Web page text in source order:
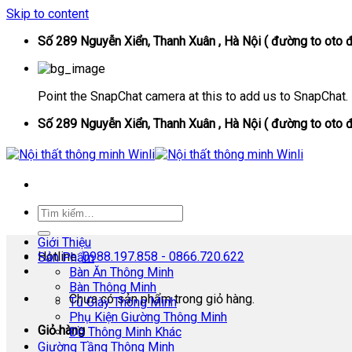
Skip to content
Số 289 Nguyễn Xiển, Thanh Xuân , Hà Nội ( đường to oto
Point the SnapChat camera at this to add us to SnapChat.
Số 289 Nguyễn Xiển, Thanh Xuân , Hà Nội ( đường to oto
Hotline:0988.197.858 - 0866.720.622
Chưa có sản phẩm trong giỏ hàng.
Giỏ hàng
Giới Thiệu
Sản Phẩm
Bàn Ăn Thông Minh
Bàn Thông Minh
Tủ Giày Thông Minh
Phụ Kiện Giường Thông Minh
Đồ Thông Minh Khác
Giường Tầng Thông Minh